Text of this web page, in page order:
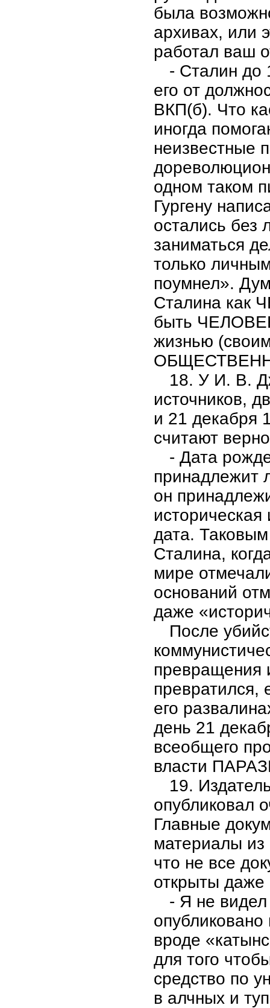
была
архивах, или
работал ваш
- Сталин до
его от
ВКП(б). Что
иногда
неизвестные
одном таком
Гургену
остались без
заниматься
только
поумнел».
Сталина как
быть
жизнью
18. У И. В.
источников,
и 21 декабря
считают
- Дата
принадлежит
он
дата.
Сталина,
мире
оснований
даже
После
превращения
превратился,
его
день 21
всеобщего
власти
19.
опубликовал
Главные
материалы из
что не все
открыты даже
- Я не видел
вроде
для того
средство по
в алчных и